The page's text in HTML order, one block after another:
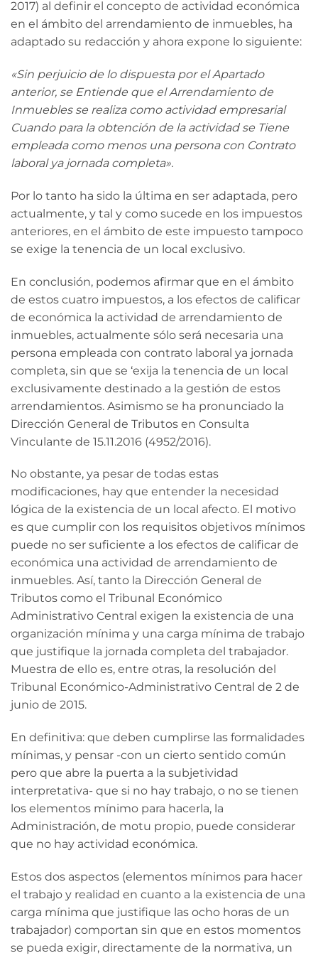
2017) al definir el concepto de actividad económica
en el ámbito del arrendamiento de inmuebles, ha
adaptado su redacción y ahora expone lo siguiente:
«Sin perjuicio de lo dispuesta por el Apartado
anterior, se Entiende que el Arrendamiento de
Inmuebles se realiza como actividad empresarial
Cuando para la obtención de la actividad se Tiene
empleada como menos una persona con Contrato
laboral ya jornada completa».
Por lo tanto ha sido la última en ser adaptada, pero
actualmente, y tal y como sucede en los impuestos
anteriores, en el ámbito de este impuesto tampoco
se exige la tenencia de un local exclusivo.
En conclusión, podemos afirmar que en el ámbito
de estos cuatro impuestos, a los efectos de calificar
de económica la actividad de arrendamiento de
inmuebles, actualmente sólo será necesaria una
persona empleada con contrato laboral ya jornada
completa, sin que se ‘exija la tenencia de un local
exclusivamente destinado a la gestión de estos
arrendamientos. Asimismo se ha pronunciado la
Dirección General de Tributos en Consulta
Vinculante de 15.11.2016 (4952/2016).
No obstante, ya pesar de todas estas
modificaciones, hay que entender la necesidad
lógica de la existencia de un local afecto. El motivo
es que cumplir con los requisitos objetivos mínimos
puede no ser suficiente a los efectos de calificar de
económica una actividad de arrendamiento de
inmuebles. Así, tanto la Dirección General de
Tributos como el Tribunal Económico
Administrativo Central exigen la existencia de una
organización mínima y una carga mínima de trabajo
que justifique la jornada completa del trabajador.
Muestra de ello es, entre otras, la resolución del
Tribunal Económico-Administrativo Central de 2 de
junio de 2015.
En definitiva: que deben cumplirse las formalidades
mínimas, y pensar -con un cierto sentido común
pero que abre la puerta a la subjetividad
interpretativa- que si no hay trabajo, o no se tienen
los elementos mínimo para hacerla, la
Administración, de motu propio, puede considerar
que no hay actividad económica.
Estos dos aspectos (elementos mínimos para hacer
el trabajo y realidad en cuanto a la existencia de una
carga mínima que justifique las ocho horas de un
trabajador) comportan sin que en estos momentos
se pueda exigir, directamente de la normativa, un